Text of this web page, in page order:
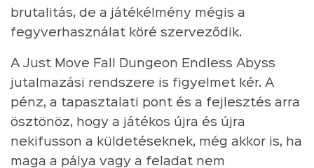
brutalitás, de a játékélmény mégis a
fegyverhasználat köré szerveződik.
A Just Move Fall Dungeon Endless Abyss
jutalmazási rendszere is figyelmet kér. A
pénz, a tapasztalati pont és a fejlesztés arra
ösztönöz, hogy a játékos újra és újra
nekifusson a küldetéseknek, még akkor is, ha
maga a pálya vagy a feladat nem